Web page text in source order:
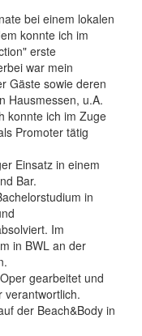
bei einem lokalen
konnte ich im
erste
war mein
Gäste sowie deren
Hausmessen, u.A.
konnte ich im Zuge
Promoter tätig
Einsatz in einem
Bar.
in
Im
in BWL an der
gearbeitet und
verantwortlich.
der Beach&Body in